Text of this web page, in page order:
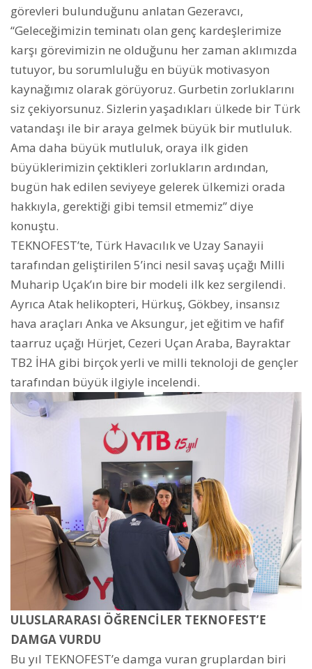
görevleri bulunduğunu anlatan Gezeravcı,
“Geleceğimizin teminatı olan genç kardeşlerimize
karşı görevimizin ne olduğunu her zaman aklımızda
tutuyor, bu sorumluluğu en büyük motivasyon
kaynağımız olarak görüyoruz. Gurbetin zorluklarını
siz çekiyorsunuz. Sizlerin yaşadıkları ülkede bir Türk
vatandaşı ile bir araya gelmek büyük bir mutluluk.
Ama daha büyük mutluluk, oraya ilk giden
büyüklerimizin çektikleri zorlukların ardından,
bugün hak edilen seviyeye gelerek ülkemizi orada
hakkıyla, gerektiği gibi temsil etmemiz” diye
konuştu.
TEKNOFEST’te, Türk Havacılık ve Uzay Sanayii
tarafından geliştirilen 5’inci nesil savaş uçağı Milli
Muharip Uçak’ın bire bir modeli ilk kez sergilendi.
Ayrıca Atak helikopteri, Hürkuş, Gökbey, insansız
hava araçları Anka ve Aksungur, jet eğitim ve hafif
taarruz uçağı Hürjet, Cezeri Uçan Araba, Bayraktar
TB2 İHA gibi birçok yerli ve milli teknoloji de gençler
tarafından büyük ilgiyle incelendi.
ULUSLARARASI ÖĞRENCİLER TEKNOFEST’E
DAMGA VURDU
Bu yıl TEKNOFEST’e damga vuran gruplardan biri